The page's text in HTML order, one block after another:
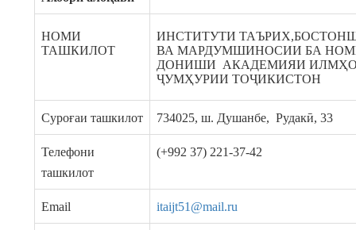
НОМИ
ТАШКИЛОТ
ИНСТИТУТИ
ВА МАРДУМШИНОСИИ БА
ДОНИШИ АКАДЕМИЯИ
ҶУМҲУРИИ ТОҶИКИСТОН
Суроғаи ташкилот 734025, ш. Душанбе, Рудакӣ, 33
Телефони
ташкилот
(+992 37) 221-37-42
Email itaijt51@mail.ru